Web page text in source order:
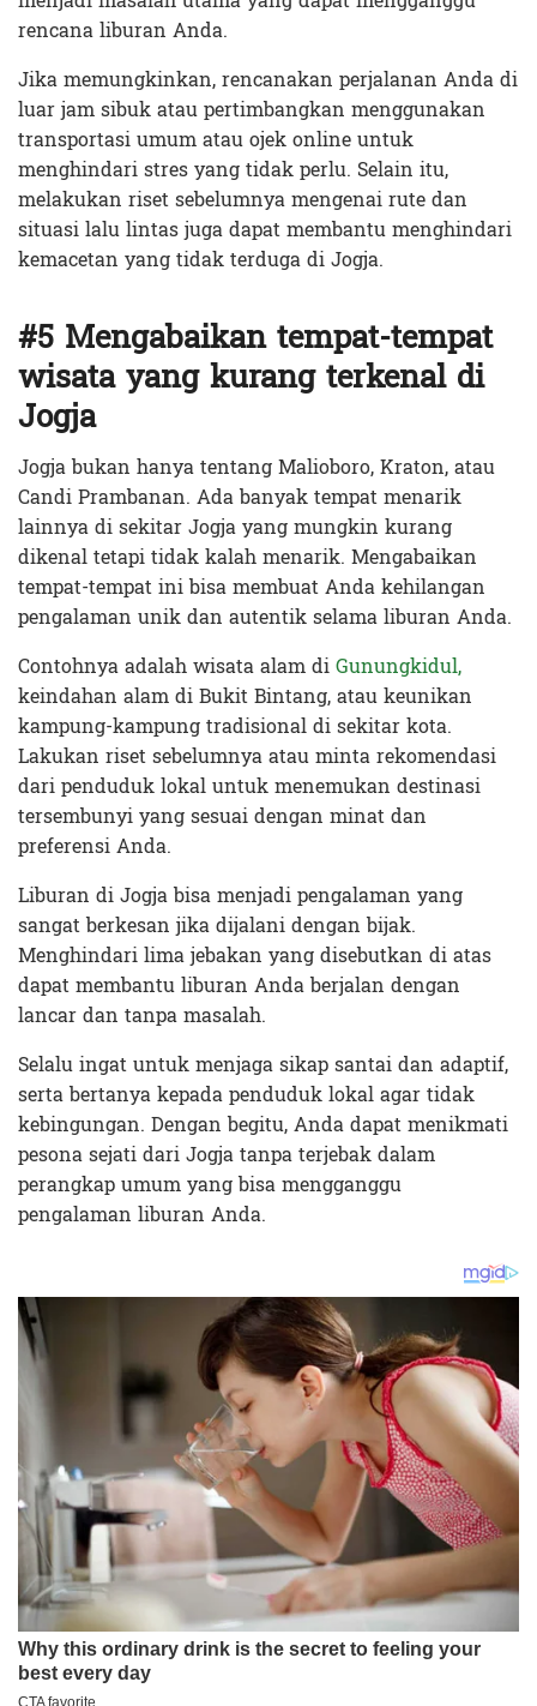
rencana liburan Anda.
Jika memungkinkan, rencanakan perjalanan Anda di
luar jam sibuk atau pertimbangkan menggunakan
transportasi umum atau ojek online untuk
menghindari stres yang tidak perlu. Selain itu,
melakukan riset sebelumnya mengenai rute dan
situasi lalu lintas juga dapat membantu menghindari
kemacetan yang tidak terduga di Jogja.
#5 Mengabaikan tempat-tempat
wisata yang kurang terkenal di
Jogja
Jogja bukan hanya tentang Malioboro, Kraton, atau
Candi Prambanan. Ada banyak tempat menarik
lainnya di sekitar Jogja yang mungkin kurang
dikenal tetapi tidak kalah menarik. Mengabaikan
tempat-tempat ini bisa membuat Anda kehilangan
pengalaman unik dan autentik selama liburan Anda.
Contohnya adalah wisata alam diGunungkidul,
keindahan alam di Bukit Bintang, atau keunikan
kampung-kampung tradisional di sekitar kota.
Lakukan riset sebelumnya atau minta rekomendasi
dari penduduk lokal untuk menemukan destinasi
tersembunyi yang sesuai dengan minat dan
preferensi Anda.
Liburan di Jogja bisa menjadi pengalaman yang
sangat berkesan jika dijalani dengan bijak.
Menghindari lima jebakan yang disebutkan di atas
dapat membantu liburan Anda berjalan dengan
lancar dan tanpa masalah.
Selalu ingat untuk menjaga sikap santai dan adaptif,
serta bertanya kepada penduduk lokal agar tidak
kebingungan. Dengan begitu, Anda dapat menikmati
pesona sejati dari Jogja tanpa terjebak dalam
perangkap umum yang bisa mengganggu
pengalaman liburan Anda.